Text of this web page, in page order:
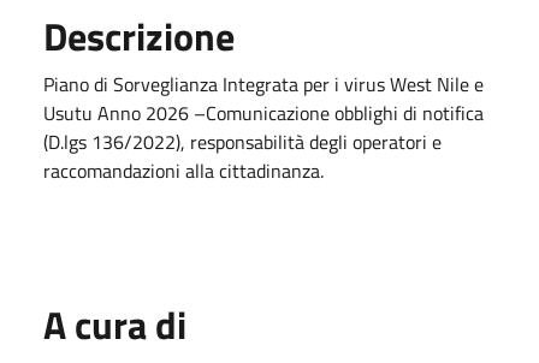
Descrizione
Piano di Sorveglianza Integrata per i virus West Nile e
Usutu Anno 2026 –Comunicazione obblighi di notifica
(D.lgs 136/2022), responsabilità degli operatori e
raccomandazioni alla cittadinanza.
A cura di